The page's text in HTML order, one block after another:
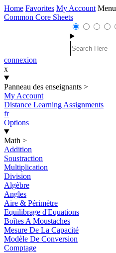
Home Favorites My Account Menu
Common Core Sheets
connexion
x
Panneau des enseignants >
My Account
Distance Learning Assignments
fr
Options
Math >
Addition
Soustraction
Multiplication
Division
Algèbre
Angles
Aire & Périmètre
Equilibrage d'Equations
Boîtes A Moustaches
Mesure De La Capacité
Modèle De Conversion
Comptage